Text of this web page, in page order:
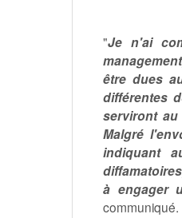
"Je n'ai
être dues
différentes
serviront
Malgré
indiquant
à engager
communiqué.